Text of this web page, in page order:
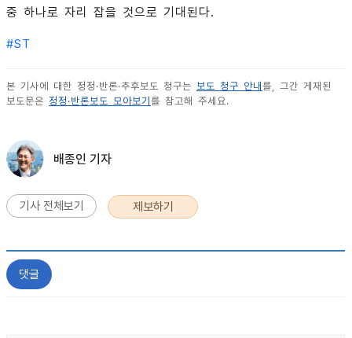
중 하나로 자리 잡을 것으로 기대된다.
#ST
본 기사에 대한 정정·반론·추후보도 청구는 보도 청구 안내 를, 그간 게재된
보도문은 정정·반론보도 모아보기 를 참고해 주세요.
배종인 기자
기사 전체보기 제보하기
댓글